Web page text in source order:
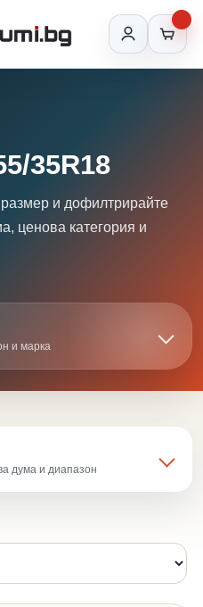
35R18
и дофилтрирайте
ценова категория и
и марка
дума и диапазон